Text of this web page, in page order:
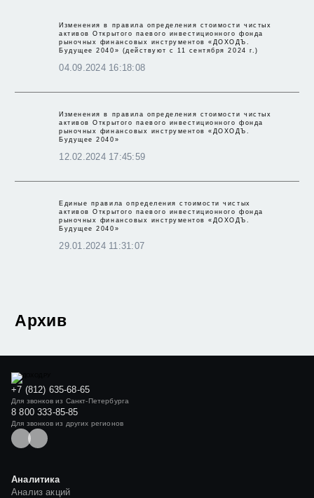
Изменения в правила определения стоимости чистых
активов Открытого паевого инвестиционного фонда
рыночных финансовых инструментов «ДОХОДЪ.
Будущее 2040» (действуют с 11 сентября 2024 г.)
04.09.2024 16:18:08
Изменения в правила определения стоимости чистых
активов Открытого паевого инвестиционного фонда
рыночных финансовых инструментов «ДОХОДЪ.
Будущее 2040»
12.02.2024 17:45:59
Единые правила определения стоимости чистых
активов Открытого паевого инвестиционного фонда
рыночных финансовых инструментов «ДОХОДЪ.
Будущее 2040»
29.01.2024 11:31:07
Архив
+7 (812) 635-68-65
Для звонков из Санкт-Петербурга
8 800 333-85-85
Для звонков из других регионов
Аналитика
Анализ акций